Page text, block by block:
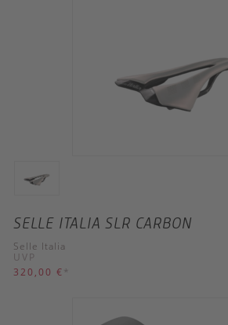
SELLE ITALIA SLR CARBON
Selle Italia
UVP
320,00 € *